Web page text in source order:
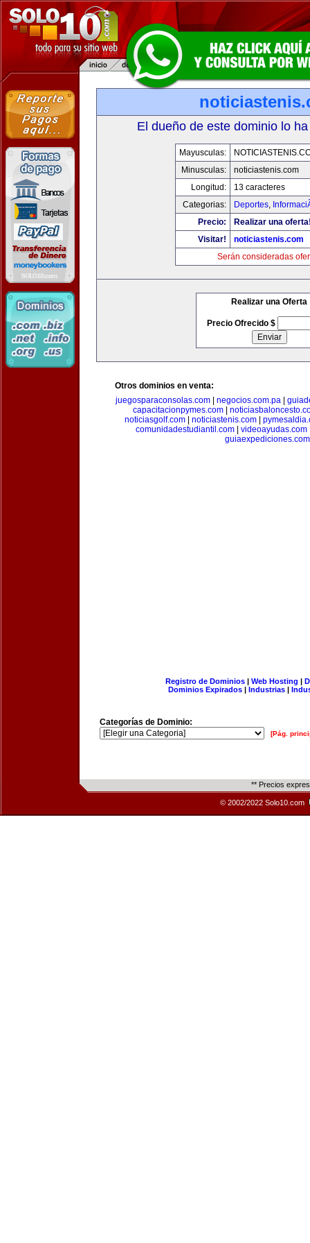
El dueño de este dominio lo
Mayusculas:
Minusculas:
noticiastenis.com
Longitud:
13 caracteres
Categorias:
Deportes,
Precio:
Realizar una
Visitar!
noticiastenis.com
Serán consideradas
Realizar una Oferta
Precio Ofrecido $
Otros dominios en venta:
juegosparaconsolas.com| negocios.com.pa|
capacitacionpymes.com|
noticiasgolf.com| noticiastenis.com|
comunidadestudiantil.com| videoayudas.com
guiaexpediciones.com
Registro de Dominios| Web Hosting |
Dominios Expirados | Industrias |
Categorías de Dominio:
[Pág.
** Precios
© 2002/2022 Solo10.com